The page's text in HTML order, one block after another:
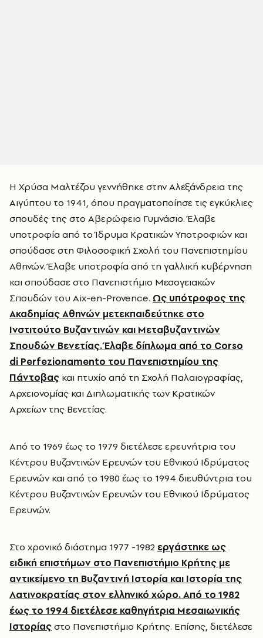
Η Χρύσα Μαλτέζου γεννήθηκε στην Αλεξάνδρεια της
Αιγύπτου το 1941, όπου πραγματοποίησε τις εγκύκλιες
σπουδές της στο Αβερώφειο Γυμνάσιο. Έλαβε
υποτροφία από το Ίδρυμα Κρατικών Υποτροφιών και
σπούδασε στη Φιλοσοφική Σχολή του Πανεπιστημίου
Αθηνών. Έλαβε υποτροφία από τη γαλλική κυβέρνηση
και σπούδασε στο Πανεπιστήμιο Μεσογειακών
Σπουδών του Aix-en-Provence. Ως υπότροφος της
Ακαδημίας Αθηνών μετεκπαιδεύτηκε στο
Ινστιτούτο Βυζαντινών και Μεταβυζαντινών
Σπουδών Βενετίας. Έλαβε δίπλωμα από το Corso
di Perfezionamento του Πανεπιστημίου της
Πάντοβας και πτυχίο από τη Σχολή Παλαιογραφίας,
Αρχειονομίας και Διπλωματικής των Κρατικών
Αρχείων της Βενετίας.
Από το 1969 έως το 1979 διετέλεσε ερευνήτρια του
Κέντρου Βυζαντινών Ερευνών του Εθνικού Ιδρύματος
Ερευνών και από το 1980 έως το 1994 διευθύντρια του
Κέντρου Βυζαντινών Ερευνών του Εθνικού Ιδρύματος
Ερευνών.
Στο χρονικό διάστημα 1977 -1982 εργάστηκε ως
ειδική επιστήμων στο Πανεπιστήμιο Κρήτης με
αντικείμενο τη Βυζαντινή Ιστορία και Ιστορία της
Λατινοκρατίας στον ελληνικό χώρο. Από το 1982
έως το 1994 διετέλεσε καθηγήτρια Μεσαιωνικής
Ιστορίαςστο Πανεπιστήμιο Κρήτης. Επίσης, διετέλεσε